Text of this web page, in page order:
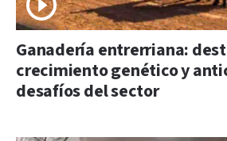
Ganadería entrerriana:
crecimiento genético y
desafíos del sector